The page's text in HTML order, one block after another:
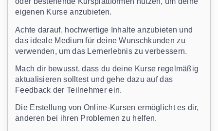
eigenen Kurse anzubieten.
Achte darauf, hochwertige Inhalte anzubieten und
das ideale Medium für deine Wunschkunden zu
verwenden, um das Lernerlebnis zu verbessern.
Mach dir bewusst, dass du deine Kurse regelmäßig
aktualisieren solltest und gehe dazu auf das
Feedback der Teilnehmer ein.
Die Erstellung von Online-Kursen ermöglicht es dir,
anderen bei ihren Problemen zu helfen.